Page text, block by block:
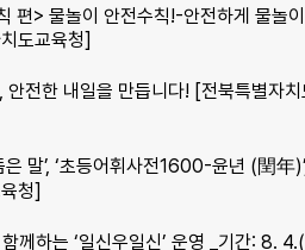
편> 물놀이 안전수칙!-안전하게 물놀
도교육청]
전한 내일을 만듭니다! [전북특별자치
말’‚ ‘초등어휘사전1600-윤년 (閏年
청]
께하는 ‘일신우일신’ 운영 _기간: 8.